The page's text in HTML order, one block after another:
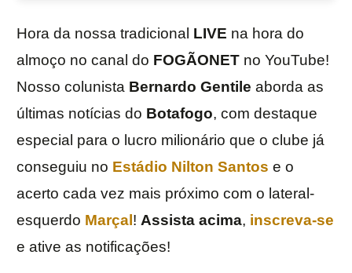
Hora da nossa tradicional LIVE na hora do
almoço no canal do FOGÃONET no YouTube!
Nosso colunista Bernardo Gentile aborda as
últimas notícias do Botafogo, com destaque
especial para o lucro milionário que o clube já
conseguiu no Estádio Nilton Santos e o
acerto cada vez mais próximo com o lateral-
esquerdo Marçal ! Assista acima, inscreva-se
e ative as notificações!